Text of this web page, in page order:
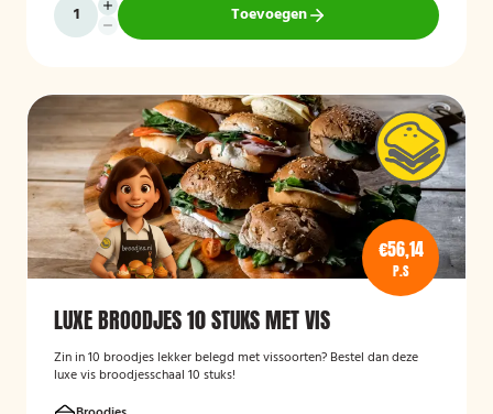
Toevoegen
€56,14
P.S
LUXE BROODJES 10 STUKS MET VIS
Zin in 10 broodjes lekker belegd met vissoorten? Bestel dan deze
luxe vis broodjesschaal 10 stuks!